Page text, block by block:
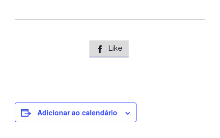
 Like
Adicionar ao calendário